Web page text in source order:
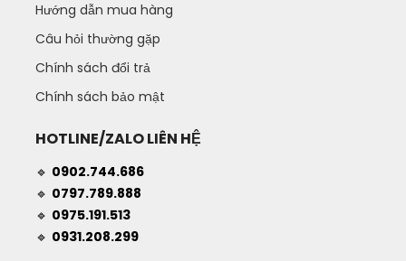
Hướng dẫn mua hàng
Câu hỏi thường gặp
Chính sách đổi trả
Chính sách bảo mật
HOTLINE/ZALO LIÊN HỆ
🔹 0902.744.686
🔹 0797.789.888
🔹 0975.191.513
🔹 0931.208.299